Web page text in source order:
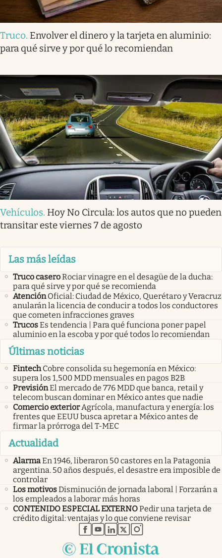
Truco. Envolver el dinero y la tarjeta en aluminio:
para qué sirve y por qué lo recomiendan
Vehículos. Hoy No Circula: los autos que no pueden
transitar este viernes 7 de agosto
Las más leídas
Truco caseroRociar vinagre en el desagüe de la ducha:
para qué sirve y por qué se recomienda
Atención Oficial: Ciudad de México, Querétaro y Veracruz
anularán la licencia de conducir a todos los conductores
que cometen infracciones graves
TrucosEs tendencia | Para qué funciona poner papel
aluminio en la escoba y por qué todos lo recomiendan
Últimas noticias
Fintech Cobre consolida su hegemonía en México:
supera los 1,500 MDD mensuales en pagos B2B
PrevisiónEl mercado de 776 MDD que banca, retail y
telecom buscan dominar en México antes que nadie
Comercio exteriorAgrícola, manufactura y energía: los
frentes que EEUU busca apretar a México antes de
firmar la prórroga del T-MEC
Actualidad
AlarmaEn 1946, liberaron 50 castores en la Patagonia
argentina. 50 años después, el desastre era imposible de
controlar
Los motivosDisminución de jornada laboral | Forzarán a
los empleados a laborar más horas
CONTENIDO ESPECIAL EXTERNOPedir una tarjeta de
crédito digital: ventajas y lo que conviene revisar
abre en nueva pestaña
abre en nueva pestaña
abre en nueva pestaña
abre en nueva pestaña
abre en nueva pestaña